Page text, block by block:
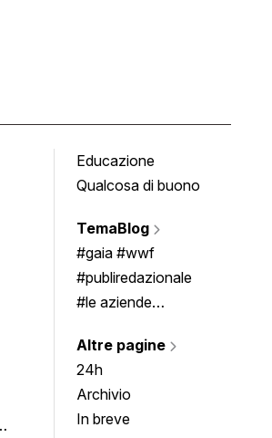
Educazione
Qualcosa di buono
TemaBlog
#gaia #wwf
#publiredazionale
#le aziende
Altre pagine
24h
Archivio
In breve